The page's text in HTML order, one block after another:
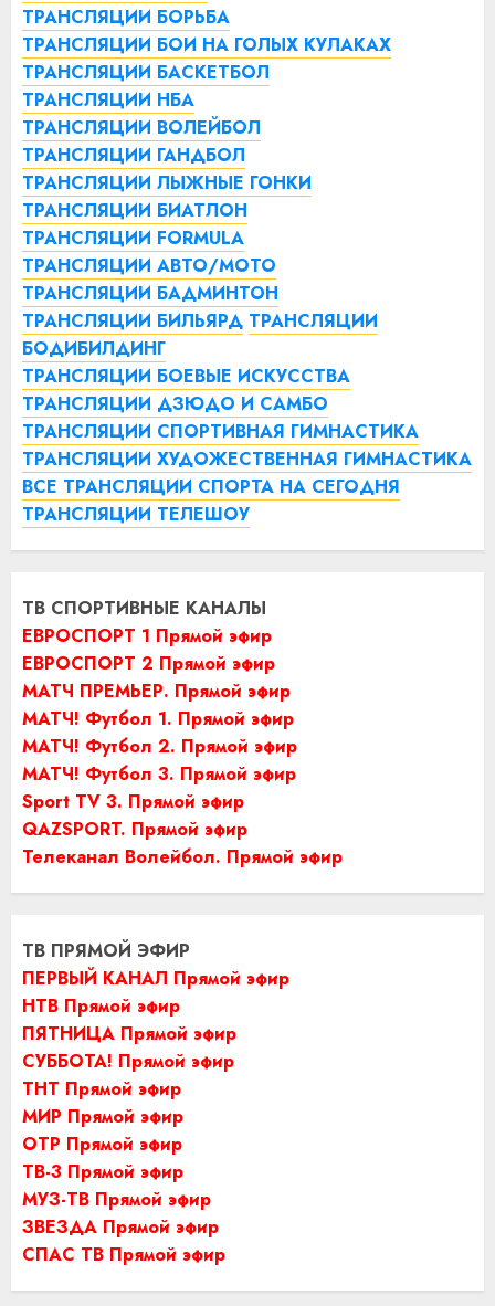
ТРАНСЛЯЦИИ БОРЬБА
ТРАНСЛЯЦИИ БОИ НА ГОЛЫХ КУЛАКАХ
ТРАНСЛЯЦИИ БАСКЕТБОЛ
ТРАНСЛЯЦИИ НБА
ТРАНСЛЯЦИИ ВОЛЕЙБОЛ
ТРАНСЛЯЦИИ ГАНДБОЛ
ТРАНСЛЯЦИИ ЛЫЖНЫЕ ГОНКИ
ТРАНСЛЯЦИИ БИАТЛОН
ТРАНСЛЯЦИИ FORMULA
ТРАНСЛЯЦИИ АВТО/МОТО
ТРАНСЛЯЦИИ БАДМИНТОН
ТРАНСЛЯЦИИ БИЛЬЯРД ТРАНСЛЯЦИИ
БОДИБИЛДИНГ
ТРАНСЛЯЦИИ БОЕВЫЕ ИСКУССТВА
ТРАНСЛЯЦИИ ДЗЮДО И САМБО
ТРАНСЛЯЦИИ СПОРТИВНАЯ ГИМНАСТИКА
ТРАНСЛЯЦИИ ХУДОЖЕСТВЕННАЯ ГИМНАСТИКА
ВСЕ ТРАНСЛЯЦИИ СПОРТА НА СЕГОДНЯ
ТРАНСЛЯЦИИ ТЕЛЕШОУ
ТВ СПОРТИВНЫЕ КАНАЛЫ
ЕВРОСПОРТ 1 Прямой эфир
ЕВРОСПОРТ 2 Прямой эфир
МАТЧ ПРЕМЬЕР. Прямой эфир
МАТЧ! Футбол 1. Прямой эфир
МАТЧ! Футбол 2. Прямой эфир
МАТЧ! Футбол 3. Прямой эфир
Sport TV 3. Прямой эфир
QAZSPORT. Прямой эфир
Телеканал Волейбол. Прямой эфир
ТВ ПРЯМОЙ ЭФИР
ПЕРВЫЙ КАНАЛ Прямой эфир
НТВ Прямой эфир
ПЯТНИЦА Прямой эфир
СУББОТА! Прямой эфир
ТНТ Прямой эфир
МИР Прямой эфир
ОТР Прямой эфир
ТВ-3 Прямой эфир
МУЗ-ТВ Прямой эфир
ЗВЕЗДА Прямой эфир
СПАС ТВ Прямой эфир